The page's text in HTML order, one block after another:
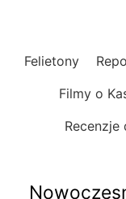
Felietony
Filmy o
Recenzje